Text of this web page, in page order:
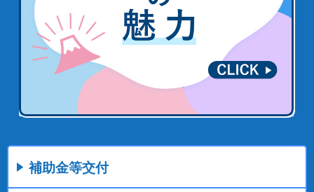
補助金等交付